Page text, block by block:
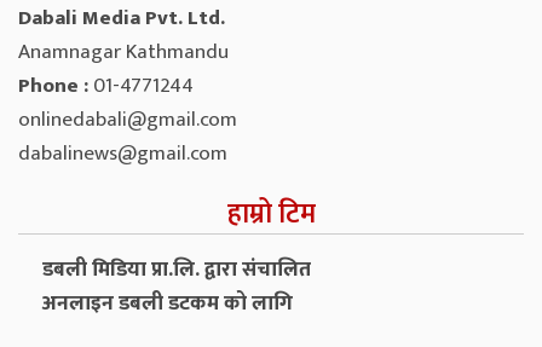
Dabali Media Pvt. Ltd.
Anamnagar Kathmandu
Phone :01-4771244
onlinedabali@gmail.com
dabalinews@gmail.com
हाम्रो टिम
डबली मिडिया प्रा.लि. द्वारा संचालित
अनलाइन डबली डटकम को लागि